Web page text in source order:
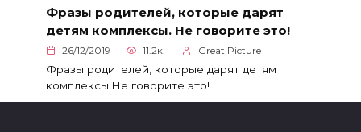
Фразы родителей, которые дарят
детям комплексы. Не говорите это!
26/12/2019 11.2к. Great Picture
Фразы родителей, которые дарят детям
комплексы.Не говорите это!